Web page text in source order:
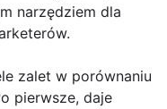
narzędziem dla
zalet w porównaniu
pierwsze, daje